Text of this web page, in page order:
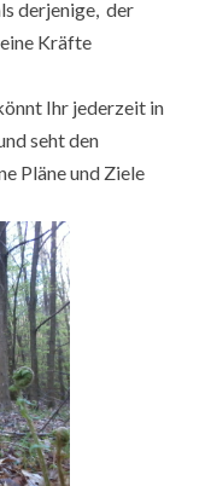
derjenige, der
Kräfte
Ihr jederzeit in
seht den
Pläne und Ziele